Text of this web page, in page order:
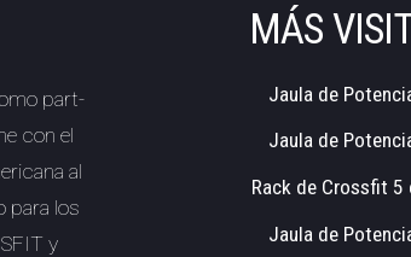
part-
con el
al
para los
y
MÁS
Jaula de
Jaula de
Rack de Crossfit 5
Jaula de